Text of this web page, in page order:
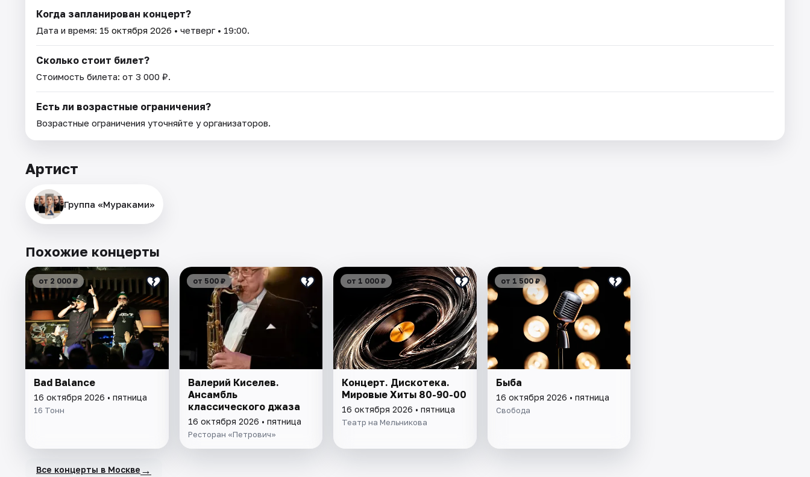
Когда запланирован концерт?
Дата и время: 15 октября 2026 • четверг • 19:00.
Сколько стоит билет?
Стоимость билета: от 3 000 ₽.
Есть ли возрастные ограничения?
Возрастные ограничения уточняйте у организаторов.
Артист
Группа «Мураками»
Похожие концерты
от 2 000 ₽
Bad Balance
16 октября 2026 • пятница
16 Тонн
от 500 ₽
Валерий Киселев.
Ансамбль
классического джаза
16 октября 2026 • пятница
Ресторан «Петрович»
от 1 000 ₽
Концерт. Дискотека.
Мировые Хиты 80-90-00
16 октября 2026 • пятница
Театр на Мельникова
от 1 500 ₽
Быба
16 октября 2026 • пятница
Свобода
Все концерты в Москве →